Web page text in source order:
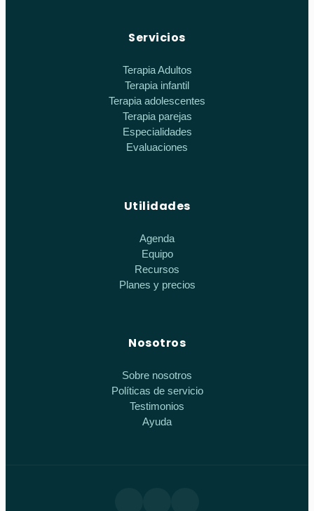
Servicios
Terapia Adultos
Terapia infantil
Terapia adolescentes
Terapia parejas
Especialidades
Evaluaciones
Utilidades
Agenda
Equipo
Recursos
Planes y precios
Nosotros
Sobre nosotros
Políticas de servicio
Testimonios
Ayuda